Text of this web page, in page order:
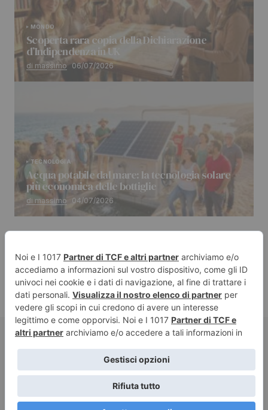
MONDO
Scoperta rara copia della Dichiarazione
d’Indipendenza in UK
di massimo 06/07/2026
TECNOLOGIA
Acqua potabile dal mare: la tecnologia solare
più economica delle bottiglie
di massimo 04/07/2026